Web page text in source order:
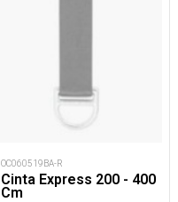
OC060519BA-R
Cinta Express 200 - 400
Cm